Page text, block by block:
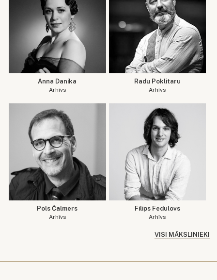
Anna Danika
Arhīvs
Radu Poklitaru
Arhīvs
Pols Čalmers
Arhīvs
Filips Fedulovs
Arhīvs
VISI MĀKSLINIEKI